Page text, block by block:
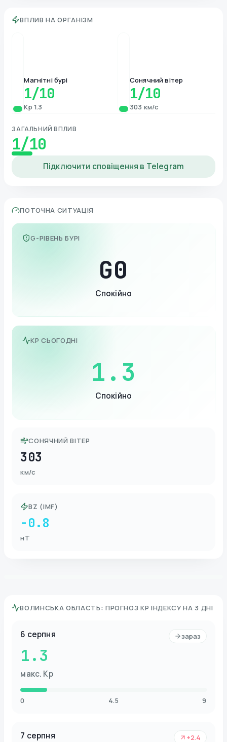
ВПЛИВ НА ОРГАНІЗМ
Магнітні бурі
1/10
Kp 1.3
Сонячний вітер
1/10
303 км/с
ЗАГАЛЬНИЙ ВПЛИВ
1/10
Підключити сповіщення в Telegram
ПОТОЧНА СИТУАЦІЯ
G-РІВЕНЬ БУРІ
G0
Спокійно
KP СЬОГОДНІ
1.3
Спокійно
СОНЯЧНИЙ ВІТЕР
303
км/с
BZ (IMF)
-0.8
нТ
ВОЛИНСЬКА ОБЛАСТЬ: ПРОГНОЗ KP ІНДЕКСУ НА 3 ДНІ
6 серпня
1.3
макс. Kp
зараз
0 4.5 9
7 серпня +2.4